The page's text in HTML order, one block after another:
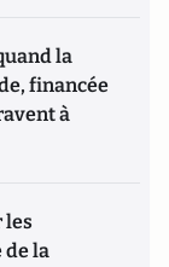
la
financée
à
les
de la